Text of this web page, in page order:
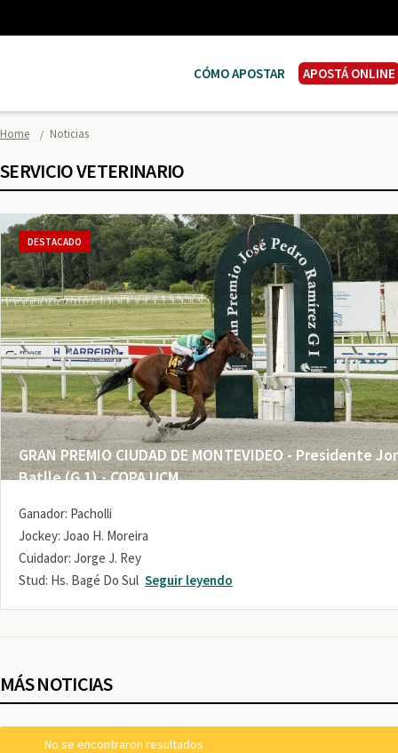
CÓMO APOSTAR APOSTÁ ONLINE
Home Noticias
SERVICIO VETERINARIO
GRAN PREMIO CIUDAD DE MONTEVIDEO - Presidente
Batlle (G 1) - COPA UCM
DESTACADO
Ganador: Pacholli
Jockey: Joao H. Moreira
Cuidador: Jorge J. Rey
Stud: Hs. Bagé Do Sul Seguir leyendo
MÁS NOTICIAS
No se encontraron resultados